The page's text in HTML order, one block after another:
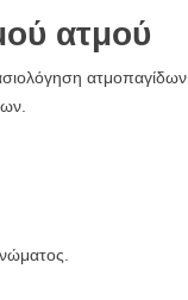
ατμού
ατμοπαγίδων,